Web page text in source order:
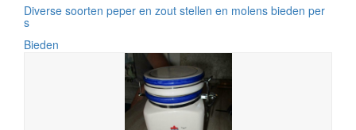
Diverse soorten peper en zout stellen en molens bieden per
s
Bieden